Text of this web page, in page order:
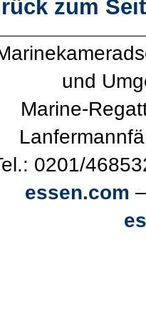
zum
und
Marine-
0201/
essen.com